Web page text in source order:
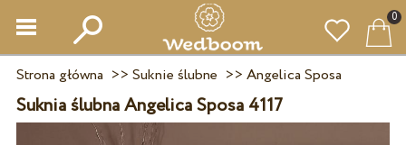
0
Strona główna >> Suknie ślubne >> Angelica Sposa
Suknia ślubna Angelica Sposa 4117